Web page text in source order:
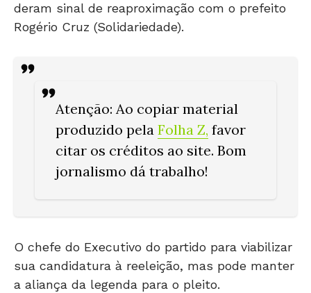
deram sinal de reaproximação com o prefeito
Rogério Cruz (Solidariedade).
Atenção: Ao copiar material
produzido pela Folha Z, favor
citar os créditos ao site. Bom
jornalismo dá trabalho!
O chefe do Executivo do partido para viabilizar
sua candidatura à reeleição, mas pode manter
a aliança da legenda para o pleito.